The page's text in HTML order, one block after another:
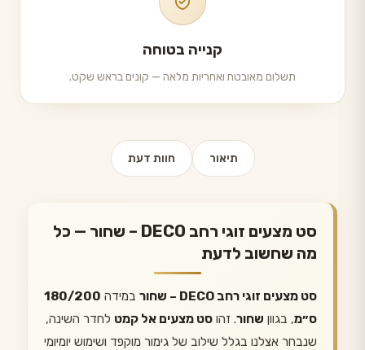
קנייה בטוחה
תשלום מאובטח ואחריות מלאה — קונים בראש שקט.
תיאור חוות דעת
סט מצעים זוגי רחב DECO – שחור — כל
מה שחשוב לדעת
סט מצעים זוגי רחב DECO – שחור במידה 180/200
ס״מ, בגוון שחור. זהו סט מצעים אל קמט לחדר השינה,
שנבחר אצלנו בגלל שילוב של גימור מוקפד ושימוש יומיומי